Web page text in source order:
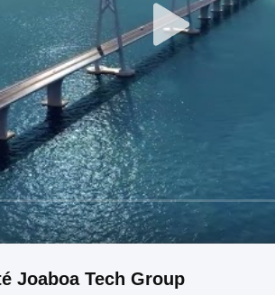
Joaboa Tech Group